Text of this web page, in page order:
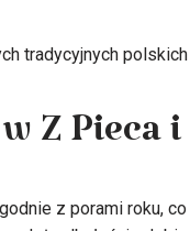
tradycyjnych
Z Pieca
z porami roku,